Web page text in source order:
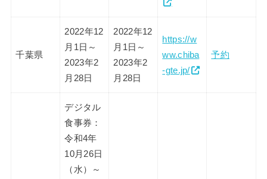
千葉県
2022年12
月1日～
2023年2
月28日
2022年12
月1日～
2023年2
月28日
https://w
ww.chiba
-gte.jp/
予約
デジタル
食事券：
令和4年
10月26日
（水）～